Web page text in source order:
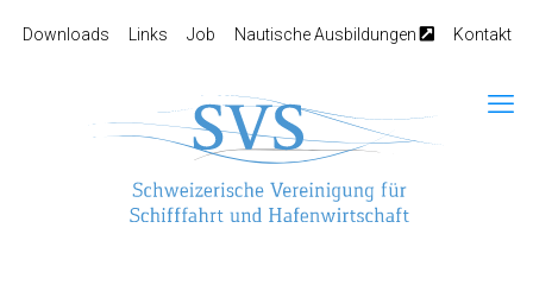
Downloads Links Job Nautische Ausbildungen Kontakt